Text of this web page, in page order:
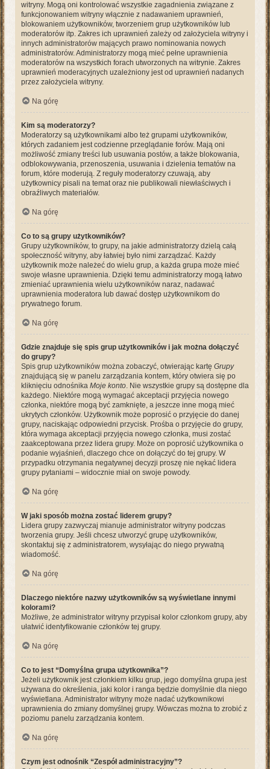
witryny. Mogą oni kontrolować wszystkie zagadnienia związane z
funkcjonowaniem witryny włącznie z nadawaniem uprawnień,
blokowaniem użytkowników, tworzeniem grup użytkowników lub
moderatorów itp. Zakres ich uprawnień zależy od założyciela witryny i
innych administratorów mających prawo nominowania nowych
administratorów. Administratorzy mogą mieć pełne uprawnienia
moderatorów na wszystkich forach utworzonych na witrynie. Zakres
uprawnień moderacyjnych uzależniony jest od uprawnień nadanych
przez założyciela witryny.
Na górę
Kim są moderatorzy?
Moderatorzy są użytkownikami albo też grupami użytkowników,
których zadaniem jest codzienne przeglądanie forów. Mają oni
możliwość zmiany treści lub usuwania postów, a także blokowania,
odblokowywania, przenoszenia, usuwania i dzielenia tematów na
forum, które moderują. Z reguły moderatorzy czuwają, aby
użytkownicy pisali na temat oraz nie publikowali niewłaściwych i
obraźliwych materiałów.
Na górę
Co to są grupy użytkowników?
Grupy użytkowników, to grupy, na jakie administratorzy dzielą całą
społeczność witryny, aby łatwiej było nimi zarządzać. Każdy
użytkownik może należeć do wielu grup, a każda grupa może mieć
swoje własne uprawnienia. Dzięki temu administratorzy mogą łatwo
zmieniać uprawnienia wielu użytkowników naraz, nadawać
uprawnienia moderatora lub dawać dostęp użytkownikom do
prywatnego forum.
Na górę
Gdzie znajduje się spis grup użytkowników i jak można dołączyć
do grupy?
Spis grup użytkowników można zobaczyć, otwierając kartę Grupy
znajdującą się w panelu zarządzania kontem, który otwiera się po
kliknięciu odnośnika Moje konto. Nie wszystkie grupy są dostępne dla
każdego. Niektóre mogą wymagać akceptacji przyjęcia nowego
członka, niektóre mogą być zamknięte, a jeszcze inne mogą mieć
ukrytych członków. Użytkownik może poprosić o przyjęcie do danej
grupy, naciskając odpowiedni przycisk. Prośba o przyjęcie do grupy,
która wymaga akceptacji przyjęcia nowego członka, musi zostać
zaakceptowana przez lidera grupy. Może on poprosić użytkownika o
podanie wyjaśnień, dlaczego chce on dołączyć do tej grupy. W
przypadku otrzymania negatywnej decyzji proszę nie nękać lidera
grupy pytaniami – widocznie miał on swoje powody.
Na górę
W jaki sposób można zostać liderem grupy?
Lidera grupy zazwyczaj mianuje administrator witryny podczas
tworzenia grupy. Jeśli chcesz utworzyć grupę użytkowników,
skontaktuj się z administratorem, wysyłając do niego prywatną
wiadomość.
Na górę
Dlaczego niektóre nazwy użytkowników są wyświetlane innymi
kolorami?
Możliwe, że administrator witryny przypisał kolor członkom grupy, aby
ułatwić identyfikowanie członków tej grupy.
Na górę
Co to jest “Domyślna grupa użytkownika”?
Jeżeli użytkownik jest członkiem kilku grup, jego domyślna grupa jest
używana do określenia, jaki kolor i ranga będzie domyślnie dla niego
wyświetlana. Administrator witryny może nadać użytkownikowi
uprawnienia do zmiany domyślnej grupy. Wówczas można to zrobić z
poziomu panelu zarządzania kontem.
Na górę
Czym jest odnośnik “Zespół administracyjny”?